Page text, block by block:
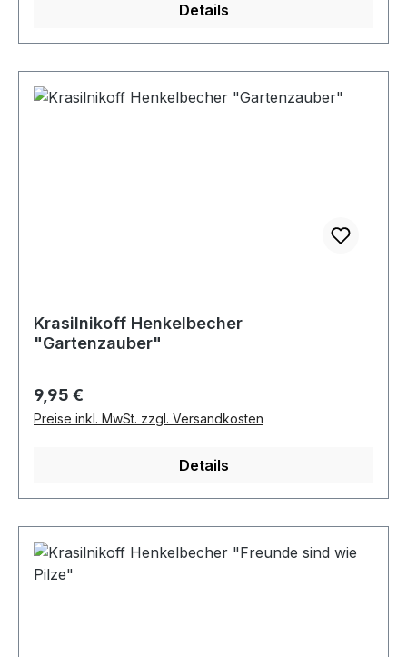
Details
Krasilnikoff Henkelbecher
"Gartenzauber"
Regulärer Preis:
9,95 €
Preise inkl. MwSt. zzgl. Versandkosten
Details